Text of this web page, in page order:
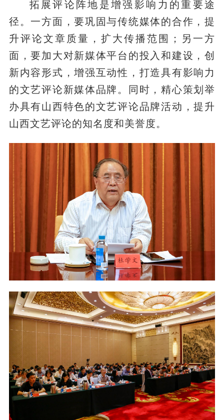
拓展评论阵地是增强影响力的重要途
径。一方面，要巩固与传统媒体的合作，提
升评论文章质量，扩大传播范围；另一方
面，要加大对新媒体平台的投入和建设，创
新内容形式，增强互动性，打造具有影响力
的文艺评论新媒体品牌。同时，精心策划举
办具有山西特色的文艺评论品牌活动，提升
山西文艺评论的知名度和美誉度。